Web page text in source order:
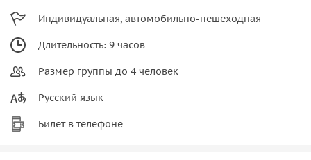
Индивидуальная, автомобильно-пешеходная
Длительность: 9 часов
Размер группы до 4 человек
Русский язык
Билет в телефоне